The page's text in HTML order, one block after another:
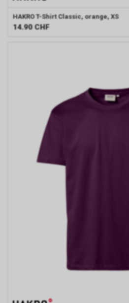
HAKRO T-Shirt Classic, orange, XS
14.90 CHF